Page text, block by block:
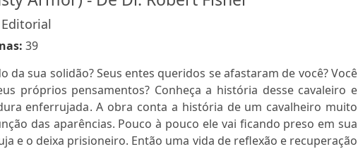
39
da sua solidão? Seus entes queridos se afastaram de você? Você
próprios pensamentos? Conheça a história desse cavaleiro e
enferrujada. A obra conta a história de um cavalheiro muito
das aparências. Pouco à pouco ele vai ficando preso em sua
e o deixa prisioneiro. Então uma vida de reflexão e recuperação